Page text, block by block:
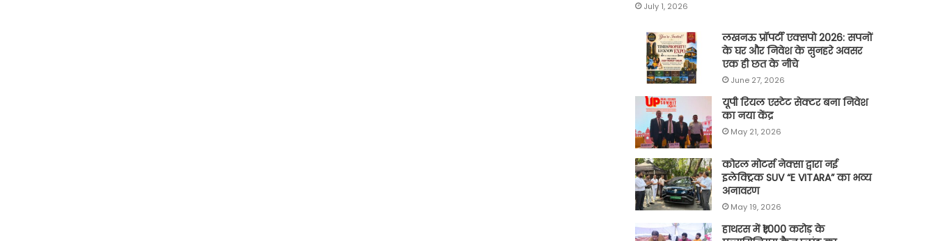
July 1, 2026
लखनऊ प्रॉपर्टी एक्सपो 2026: सपनों
के घर और निवेश के सुनहरे अवसर
एक ही छत के नीचे
June 27, 2026
यूपी रियल एस्टेट सेक्टर बना निवेश
का नया केंद्र
May 21, 2026
कोरल मोटर्स नेक्सा द्वारा नई
इलेक्ट्रिक SUV “E VITARA” का भव्य
अनावरण
May 19, 2026
हाथरस में ₹1,000 करोड़ के